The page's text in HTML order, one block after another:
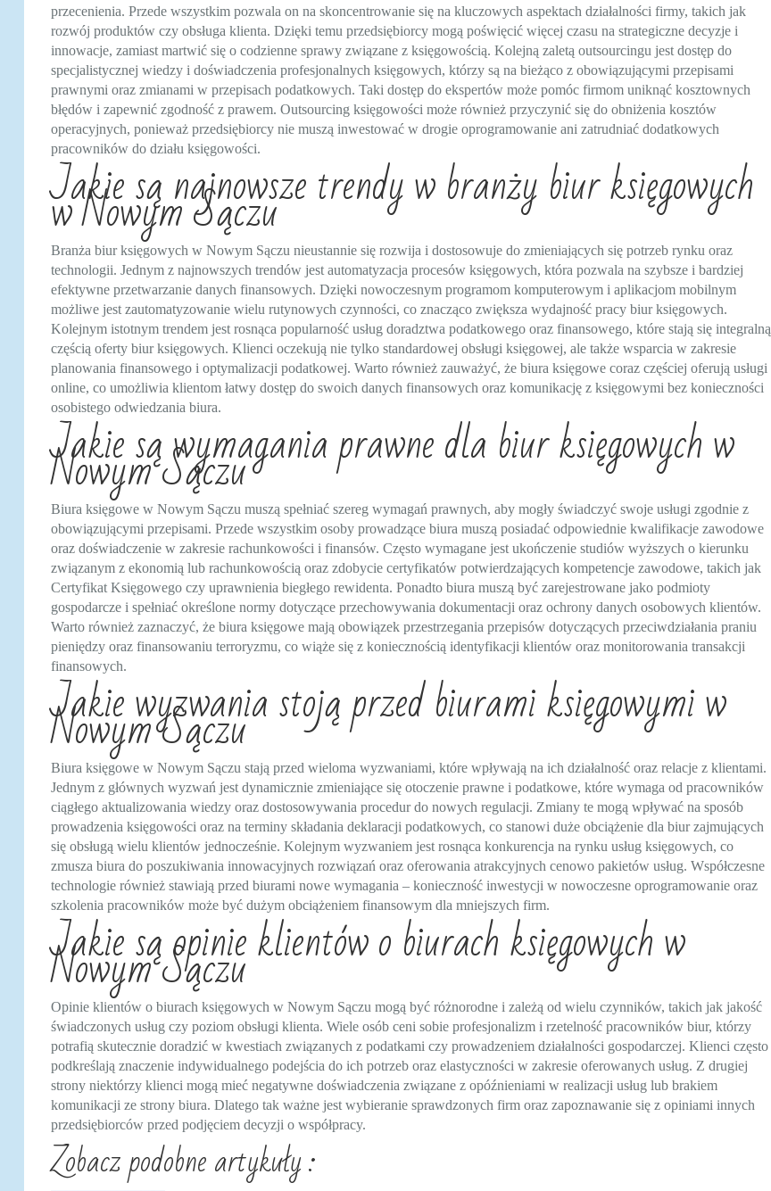
przecenienia. Przede wszystkim pozwala on na skoncentrowanie się na kluczowych aspektach działalności firmy, takich jak
rozwój produktów czy obsługa klienta. Dzięki temu przedsiębiorcy mogą poświęcić więcej czasu na strategiczne decyzje i
innowacje, zamiast martwić się o codzienne sprawy związane z księgowością. Kolejną zaletą outsourcingu jest dostęp do
specjalistycznej wiedzy i doświadczenia profesjonalnych księgowych, którzy są na bieżąco z obowiązującymi przepisami
prawnymi oraz zmianami w przepisach podatkowych. Taki dostęp do ekspertów może pomóc firmom uniknąć kosztownych
błędów i zapewnić zgodność z prawem. Outsourcing księgowości może również przyczynić się do obniżenia kosztów
operacyjnych, ponieważ przedsiębiorcy nie muszą inwestować w drogie oprogramowanie ani zatrudniać dodatkowych
pracowników do działu księgowości.
Jakie są najnowsze trendy w branży biur księgowych
w Nowym Sączu
Branża biur księgowych w Nowym Sączu nieustannie się rozwija i dostosowuje do zmieniających się potrzeb rynku oraz
technologii. Jednym z najnowszych trendów jest automatyzacja procesów księgowych, która pozwala na szybsze i bardziej
efektywne przetwarzanie danych finansowych. Dzięki nowoczesnym programom komputerowym i aplikacjom mobilnym
możliwe jest zautomatyzowanie wielu rutynowych czynności, co znacząco zwiększa wydajność pracy biur księgowych.
Kolejnym istotnym trendem jest rosnąca popularność usług doradztwa podatkowego oraz finansowego, które stają się integralną
częścią oferty biur księgowych. Klienci oczekują nie tylko standardowej obsługi księgowej, ale także wsparcia w zakresie
planowania finansowego i optymalizacji podatkowej. Warto również zauważyć, że biura księgowe coraz częściej oferują usługi
online, co umożliwia klientom łatwy dostęp do swoich danych finansowych oraz komunikację z księgowymi bez konieczności
osobistego odwiedzania biura.
Jakie są wymagania prawne dla biur księgowych w
Nowym Sączu
Biura księgowe w Nowym Sączu muszą spełniać szereg wymagań prawnych, aby mogły świadczyć swoje usługi zgodnie z
obowiązującymi przepisami. Przede wszystkim osoby prowadzące biura muszą posiadać odpowiednie kwalifikacje zawodowe
oraz doświadczenie w zakresie rachunkowości i finansów. Często wymagane jest ukończenie studiów wyższych o kierunku
związanym z ekonomią lub rachunkowością oraz zdobycie certyfikatów potwierdzających kompetencje zawodowe, takich jak
Certyfikat Księgowego czy uprawnienia biegłego rewidenta. Ponadto biura muszą być zarejestrowane jako podmioty
gospodarcze i spełniać określone normy dotyczące przechowywania dokumentacji oraz ochrony danych osobowych klientów.
Warto również zaznaczyć, że biura księgowe mają obowiązek przestrzegania przepisów dotyczących przeciwdziałania praniu
pieniędzy oraz finansowaniu terroryzmu, co wiąże się z koniecznością identyfikacji klientów oraz monitorowania transakcji
finansowych.
Jakie wyzwania stoją przed biurami księgowymi w
Nowym Sączu
Biura księgowe w Nowym Sączu stają przed wieloma wyzwaniami, które wpływają na ich działalność oraz relacje z klientami.
Jednym z głównych wyzwań jest dynamicznie zmieniające się otoczenie prawne i podatkowe, które wymaga od pracowników
ciągłego aktualizowania wiedzy oraz dostosowywania procedur do nowych regulacji. Zmiany te mogą wpływać na sposób
prowadzenia księgowości oraz na terminy składania deklaracji podatkowych, co stanowi duże obciążenie dla biur zajmujących
się obsługą wielu klientów jednocześnie. Kolejnym wyzwaniem jest rosnąca konkurencja na rynku usług księgowych, co
zmusza biura do poszukiwania innowacyjnych rozwiązań oraz oferowania atrakcyjnych cenowo pakietów usług. Współczesne
technologie również stawiają przed biurami nowe wymagania – konieczność inwestycji w nowoczesne oprogramowanie oraz
szkolenia pracowników może być dużym obciążeniem finansowym dla mniejszych firm.
Jakie są opinie klientów o biurach księgowych w
Nowym Sączu
Opinie klientów o biurach księgowych w Nowym Sączu mogą być różnorodne i zależą od wielu czynników, takich jak jakość
świadczonych usług czy poziom obsługi klienta. Wiele osób ceni sobie profesjonalizm i rzetelność pracowników biur, którzy
potrafią skutecznie doradzić w kwestiach związanych z podatkami czy prowadzeniem działalności gospodarczej. Klienci często
podkreślają znaczenie indywidualnego podejścia do ich potrzeb oraz elastyczności w zakresie oferowanych usług. Z drugiej
strony niektórzy klienci mogą mieć negatywne doświadczenia związane z opóźnieniami w realizacji usług lub brakiem
komunikacji ze strony biura. Dlatego tak ważne jest wybieranie sprawdzonych firm oraz zapoznawanie się z opiniami innych
przedsiębiorców przed podjęciem decyzji o współpracy.
Zobacz podobne artykuły :